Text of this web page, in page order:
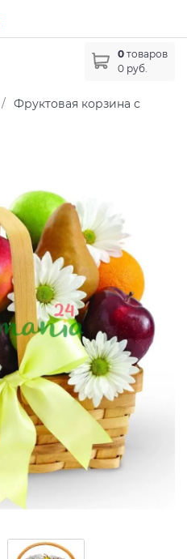
0 товаров
0 руб.
/ Фруктовая корзина с